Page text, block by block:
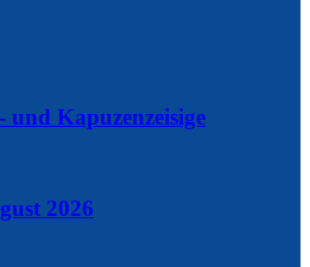
Kapuzenzeisige
2026